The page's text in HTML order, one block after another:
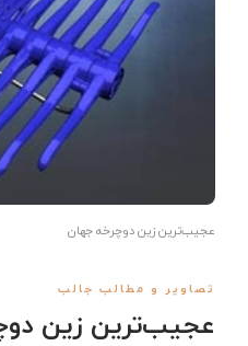
عجیب‌ترین زین دوچرخه جهان
تصاویر و مطالب جالب
عجیب‌ترین زین